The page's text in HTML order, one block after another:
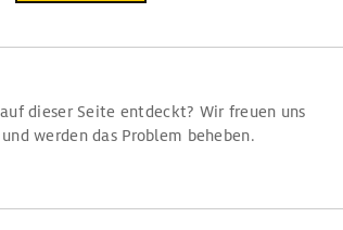
dieser Seite entdeckt? Wir freuen uns
werden das Problem beheben.